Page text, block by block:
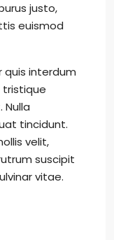
justo,
euismod
quis interdum
tristique
Nulla
tincidunt.
velit,
suscipit
vitae.